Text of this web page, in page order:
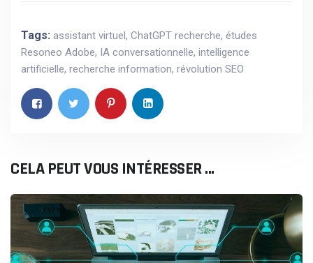
Tags: assistant virtuel, ChatGPT recherche, études
Resoneo Adobe, IA conversationnelle, intelligence
artificielle, recherche information, révolution SEO
CELA PEUT VOUS INTÉRESSER ...